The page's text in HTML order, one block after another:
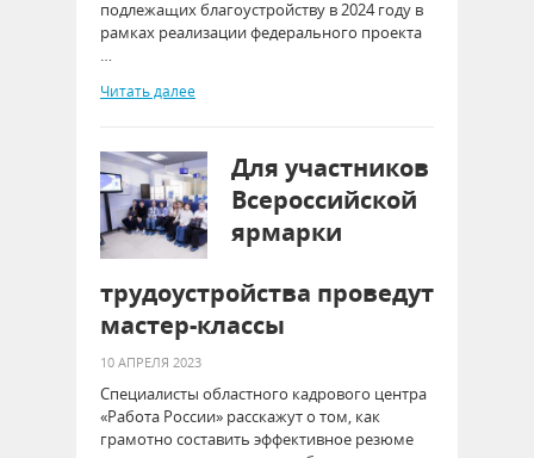
подлежащих благоустройству в 2024 году в
рамках реализации федерального проекта
…
Читать далее
Для участников
Всероссийской
ярмарки
трудоустройства проведут
мастер-классы
10 АПРЕЛЯ 2023
Специалисты областного кадрового центра
«Работа России» расскажут о том, как
грамотно составить эффективное резюме